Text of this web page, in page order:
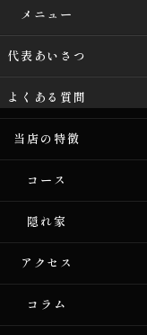
メニュー
代表あいさつ
よくある質問
当店の特徴
コース
隠れ家
アクセス
コラム